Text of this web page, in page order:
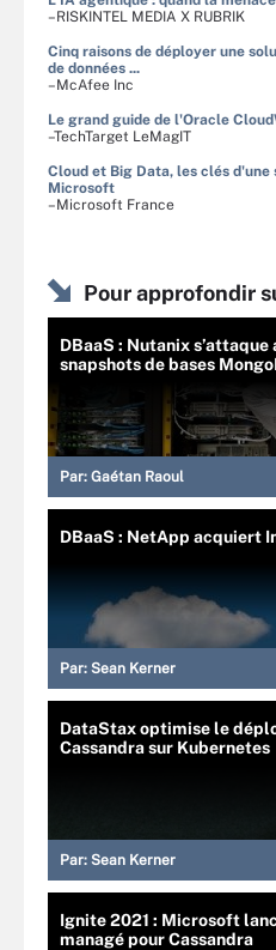
–RISKINTEL MEDIA X RUBRIK
Cinq raisons de déployer une
de données ...
–McAfee Inc
Le grand guide de l'Oracle
–TechTarget LeMagIT
Cloud et Big Data, les clés
Microsoft
–Microsoft France
Pour approfondir
DBaaS : Nutanix s’attaque
snapshots de bases
Par: Gaétan Raoul
DBaaS : NetApp acquiert
Par: Sean Kerner
DataStax optimise le
Cassandra sur Kubernetes
Par: Sean Kerner
Ignite 2021 : Microsoft
managé pour Cassandra